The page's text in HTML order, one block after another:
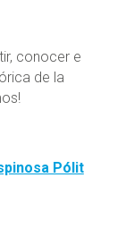
conocer e
de la
Pólit